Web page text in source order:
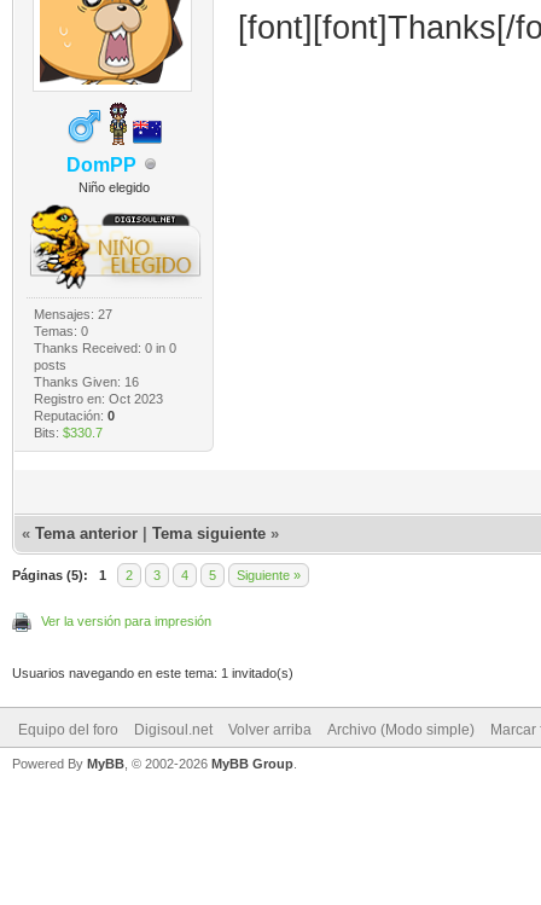
DomPP
Niño elegido
Mensajes: 27
Temas: 0
Thanks Received: 0in 0
posts
Thanks Given: 16
Registro en: Oct 2023
Reputación: 0
Bits: $330.7
[font][font]Thanks[/
« Tema anterior Tema siguiente »
Páginas (5): 1 2 3 4 5 Siguiente »
Ver la versión para impresión
Usuarios navegando en este tema: 1 invitado(s)
Equipo del foro Digisoul.net Volver arriba Archivo (Modo simple) Marcar
Powered By MyBB , © 2002-2026 MyBB Group